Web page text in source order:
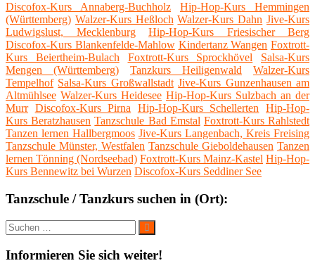
Discofox-Kurs Annaberg-Buchholz
Hip-Hop-Kurs Hemmingen
(Württemberg) Walzer-Kurs Heßloch Walzer-Kurs Dahn Jive-Kurs
Ludwigslust, Mecklenburg
Hip-Hop-Kurs Friesischer Berg
Discofox-Kurs Blankenfelde-Mahlow Kindertanz Wangen Foxtrott-
Kurs Beiertheim-Bulach
Foxtrott-Kurs Sprockhövel
Salsa-Kurs
Mengen (Württemberg)
Tanzkurs Heiligenwald
Walzer-Kurs
Tempelhof Salsa-Kurs Großwallstadt Jive-Kurs Gunzenhausen am
Altmühlsee Walzer-Kurs Heidesee Hip-Hop-Kurs Sulzbach an der
Murr Discofox-Kurs Pirna Hip-Hop-Kurs Schellerten
Hip-Hop-
Kurs Beratzhausen Tanzschule Bad Emstal Foxtrott-Kurs Rahlstedt
Tanzen lernen Hallbergmoos Jive-Kurs Langenbach, Kreis Freising
Tanzschule Münster, Westfalen Tanzschule Gieboldehausen Tanzen
lernen Tönning (Nordseebad) Foxtrott-Kurs Mainz-Kastel Hip-Hop-
Kurs Bennewitz bei Wurzen Discofox-Kurs Seddiner See
Tanzschule / Tanzkurs suchen in (Ort):
Suche
nach:
Suchen
Informieren Sie sich weiter!